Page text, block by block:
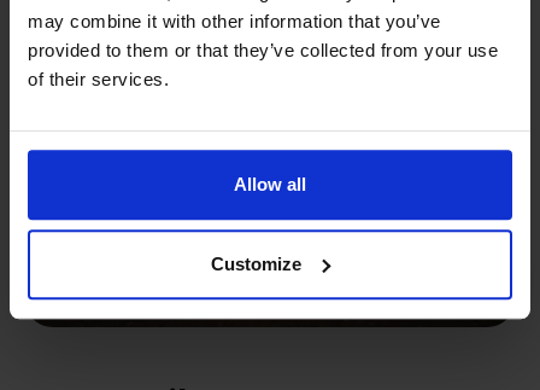
may combine it with other information that you’ve
provided to them or that they’ve collected from your use
of their services.
Allow all
Customize